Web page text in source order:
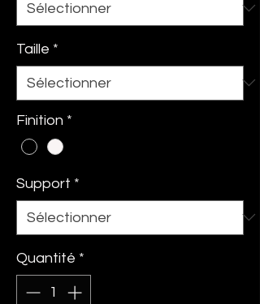
Taille *
Finition *
Support *
Quantité *